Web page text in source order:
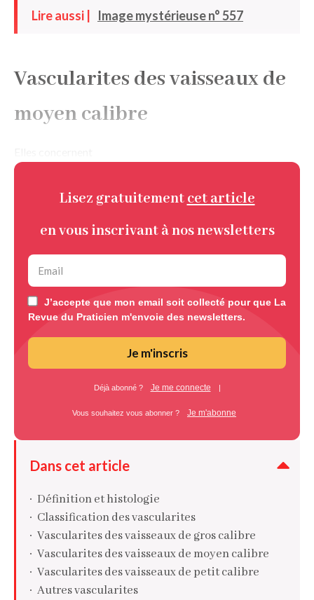
Lire aussi | Image mystérieuse n° 557
Vascularites des vaisseaux de
moyen calibre
Lisez gratuitement cet article
en vous inscrivant à nos newsletters
J’accepte que mon email soit collecté pour que La
Revue du Praticien m'envoie des newsletters.
Je m'inscris
Déjà abonné ? Je me connecte |
Vous souhaitez vous abonner ? Je m'abonne
Dans cet article
Définition et histologie
Classification des vascularites
Vascularites des vaisseaux de gros calibre
Vascularites des vaisseaux de moyen calibre
Vascularites des vaisseaux de petit calibre
Autres vascularites